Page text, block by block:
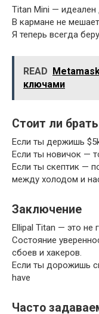
Titan Mini — идеален
В кармане не
Я теперь всегда
READ
ключами
Стоит ли
Если ты держишь
Если ты новичок —
Если ты скептик —
между холодом и
Заключение
Ellipal Titan — это не
Состояние
сбоев и хакеров.
Если ты дорожишь
have
Часто